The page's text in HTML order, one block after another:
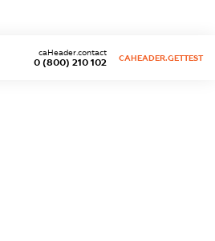
0 (800) 210 102
caHeader.contact
CAHEADER.GETTEST